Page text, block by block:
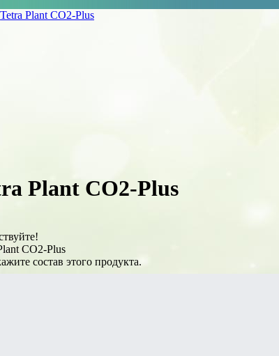
Tetra Plant CO2-Plus
Plant CO2-Plus
CO2-Plus
состав этого продукта.